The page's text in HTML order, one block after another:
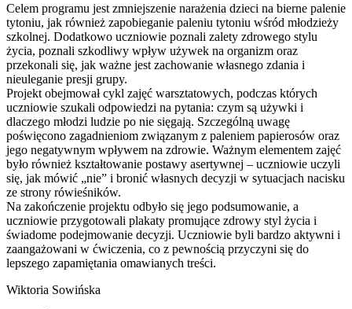
Celem programu jest zmniejszenie narażenia dzieci na bierne palenie
tytoniu, jak również zapobieganie paleniu tytoniu wśród młodzieży
szkolnej. Dodatkowo uczniowie poznali zalety zdrowego stylu
życia, poznali szkodliwy wpływ używek na organizm oraz
przekonali się, jak ważne jest zachowanie własnego zdania i
nieuleganie presji grupy.
Projekt obejmował cykl zajęć warsztatowych, podczas których
uczniowie szukali odpowiedzi na pytania: czym są używki i
dlaczego młodzi ludzie po nie sięgają. Szczególną uwagę
poświęcono zagadnieniom związanym z paleniem papierosów oraz
jego negatywnym wpływem na zdrowie. Ważnym elementem zajęć
było również kształtowanie postawy asertywnej – uczniowie uczyli
się, jak mówić „nie” i bronić własnych decyzji w sytuacjach nacisku
ze strony rówieśników.
Na zakończenie projektu odbyło się jego podsumowanie, a
uczniowie przygotowali plakaty promujące zdrowy styl życia i
świadome podejmowanie decyzji. Uczniowie byli bardzo aktywni i
zaangażowani w ćwiczenia, co z pewnością przyczyni się do
lepszego zapamiętania omawianych treści.
Wiktoria Sowińska